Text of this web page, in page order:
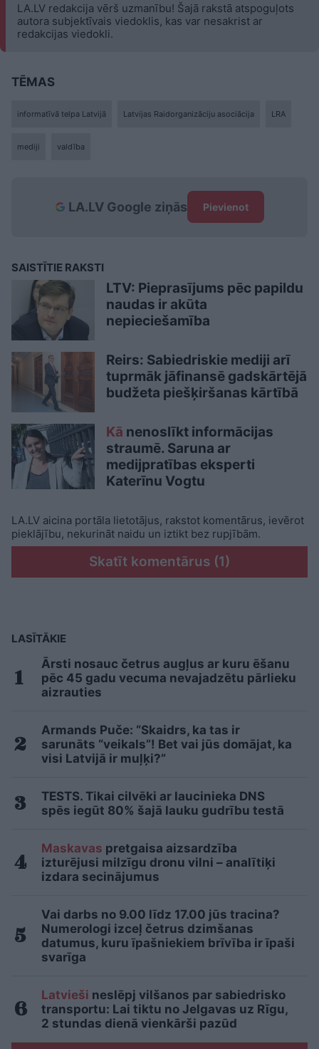
LA.LV redakcija vērš uzmanību! Šajā rakstā atspoguļots
autora subjektīvais viedoklis, kas var nesakrist ar
redakcijas viedokli.
TĒMAS
informatīvā telpa Latvijā Latvijas Raidorganizāciju asociācija LRA
mediji valdība
LA.LV Google ziņās Pievienot
SAISTĪTIE RAKSTI
LTV: Pieprasījums pēc papildu
naudas ir akūta
nepieciešamība
Reirs: Sabiedriskie mediji arī
tuprmāk jāfinansē gadskārtējā
budžeta piešķiršanas kārtībā
Kā nenoslīkt informācijas
straumē. Saruna ar
medijpratības eksperti
Katerīnu Vogtu
LA.LV aicina portāla lietotājus, rakstot komentārus, ievērot
pieklājību, nekurināt naidu un iztikt bez rupjībām.
Skatīt komentārus (1)
LASĪTĀKIE
Ārsti nosauc četrus augļus ar kuru ēšanu
pēc 45 gadu vecuma nevajadzētu pārlieku
aizrauties
Armands Puče: “Skaidrs, ka tas ir
sarunāts “veikals”! Bet vai jūs domājat, ka
visi Latvijā ir muļķi?”
TESTS. Tikai cilvēki ar laucinieka DNS
spēs iegūt 80% šajā lauku gudrību testā
Maskavas pretgaisa aizsardzība
izturējusi milzīgu dronu vilni – analītiķi
izdara secinājumus
Vai darbs no 9.00 līdz 17.00 jūs tracina?
Numerologi izceļ četrus dzimšanas
datumus, kuru īpašniekiem brīvība ir īpaši
svarīga
Latvieši neslēpj vilšanos par sabiedrisko
transportu: Lai tiktu no Jelgavas uz Rīgu,
2 stundas dienā vienkārši pazūd